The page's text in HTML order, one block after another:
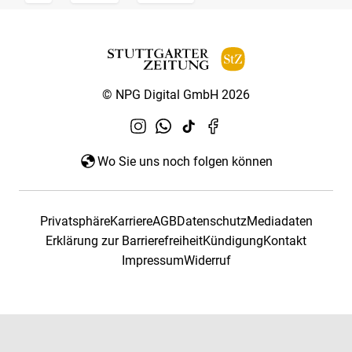
© NPG Digital GmbH 2026
Wo Sie uns noch folgen können
PrivatsphäreKarriereAGBDatenschutzMediadaten
Erklärung zur BarrierefreiheitKündigungKontakt
ImpressumWiderruf